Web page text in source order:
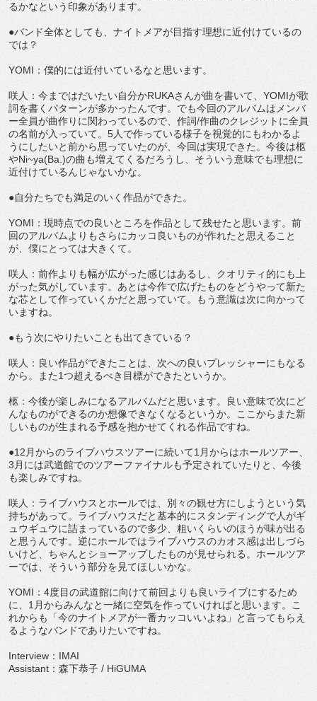
るかなという印象があります。
●バンド全体としても、ナイトメアが目指す理想に近付けているの
では？
YOMI：僕的には近付いているなと思います。
咲人：今まではだいたい自分かRUKAさんが曲を書いて、YOMIが歌
詞を書くパターンが多かったんです。でも今回のアルバムはメンバ
ー全員が曲作りに関わっているので、作詞/作曲のクレジットに全員
の名前が入っていて。5人で作っている様子を視覚的にもわかるよ
うにしたいと前から思っていたのが、今回は実現できた。今後は柩
やNi~ya(Ba.)の曲も増えてくるだろうし、そういう意味でも理想に
近付けているんじゃないかな。
●自分たちでも満足のいく作品ができた。
YOMI：現時点での良いところを作品として残せたと思います。前
回のアルバムよりもさらにカッコ良いものが作れたと思えること
が、僕にとっては大きくて。
咲人：前作よりも幅が広がった感じはあるし、クオリティ的にも上
がった気がしています。あとは今作で広げたものをどうやって新た
な芯として作っていくかだと思っていて。もう意識は次に向かって
いますね。
●もう次にやりたいことも出てきている？
咲人：良い作品ができたことは、次への良いプレッシャーにもなる
から。また1つ超えるべき目標ができたというか。
柩：今後が楽しみになるアルバムだと思います。良い意味で次にど
んなものができるのか想像できなくなるというか。ここからまた新
しいものが生まれる予感を抱かせてくれる作品ですね。
●12月からのライブハウスツアーに続いて1月からはホールツアー、
3月には武道館でのツアーファイナルも予定されていたりと、今後
も楽しみですね。
咲人：ライブハウスとホールでは、別々の観せ方にしようという気
持ちがあって。ライブハウスだと基本的にスタンディングで人がギ
ュウギュウに詰まっているので多少、粗いくらいのほうが味が出る
と思うんです。逆にホールではライブハウスのカオス感は出しづら
いけど、ちゃんとショーアップしたものが見せられる。ホールツア
ーでは、そういう部分を見てほしいかな。
YOMI：4度目の武道館に向けて前回よりも良いライブにするため
に、1月からみんなと一緒に空気を作っていければと思います。こ
れからも「今のナイトメアが一番カッコいいよね」と言ってもらえ
るようなバンドでありたいですね。
Interview：IMAI
Assistant：森下恭子 / HiGUMA